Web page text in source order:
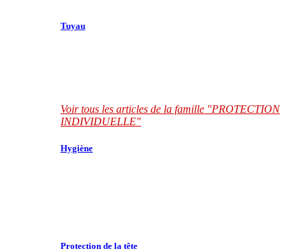
Tuyau
Voir tous les articles de la famille "PROTECTION
INDIVIDUELLE"
Hygiène
Protection de la tête